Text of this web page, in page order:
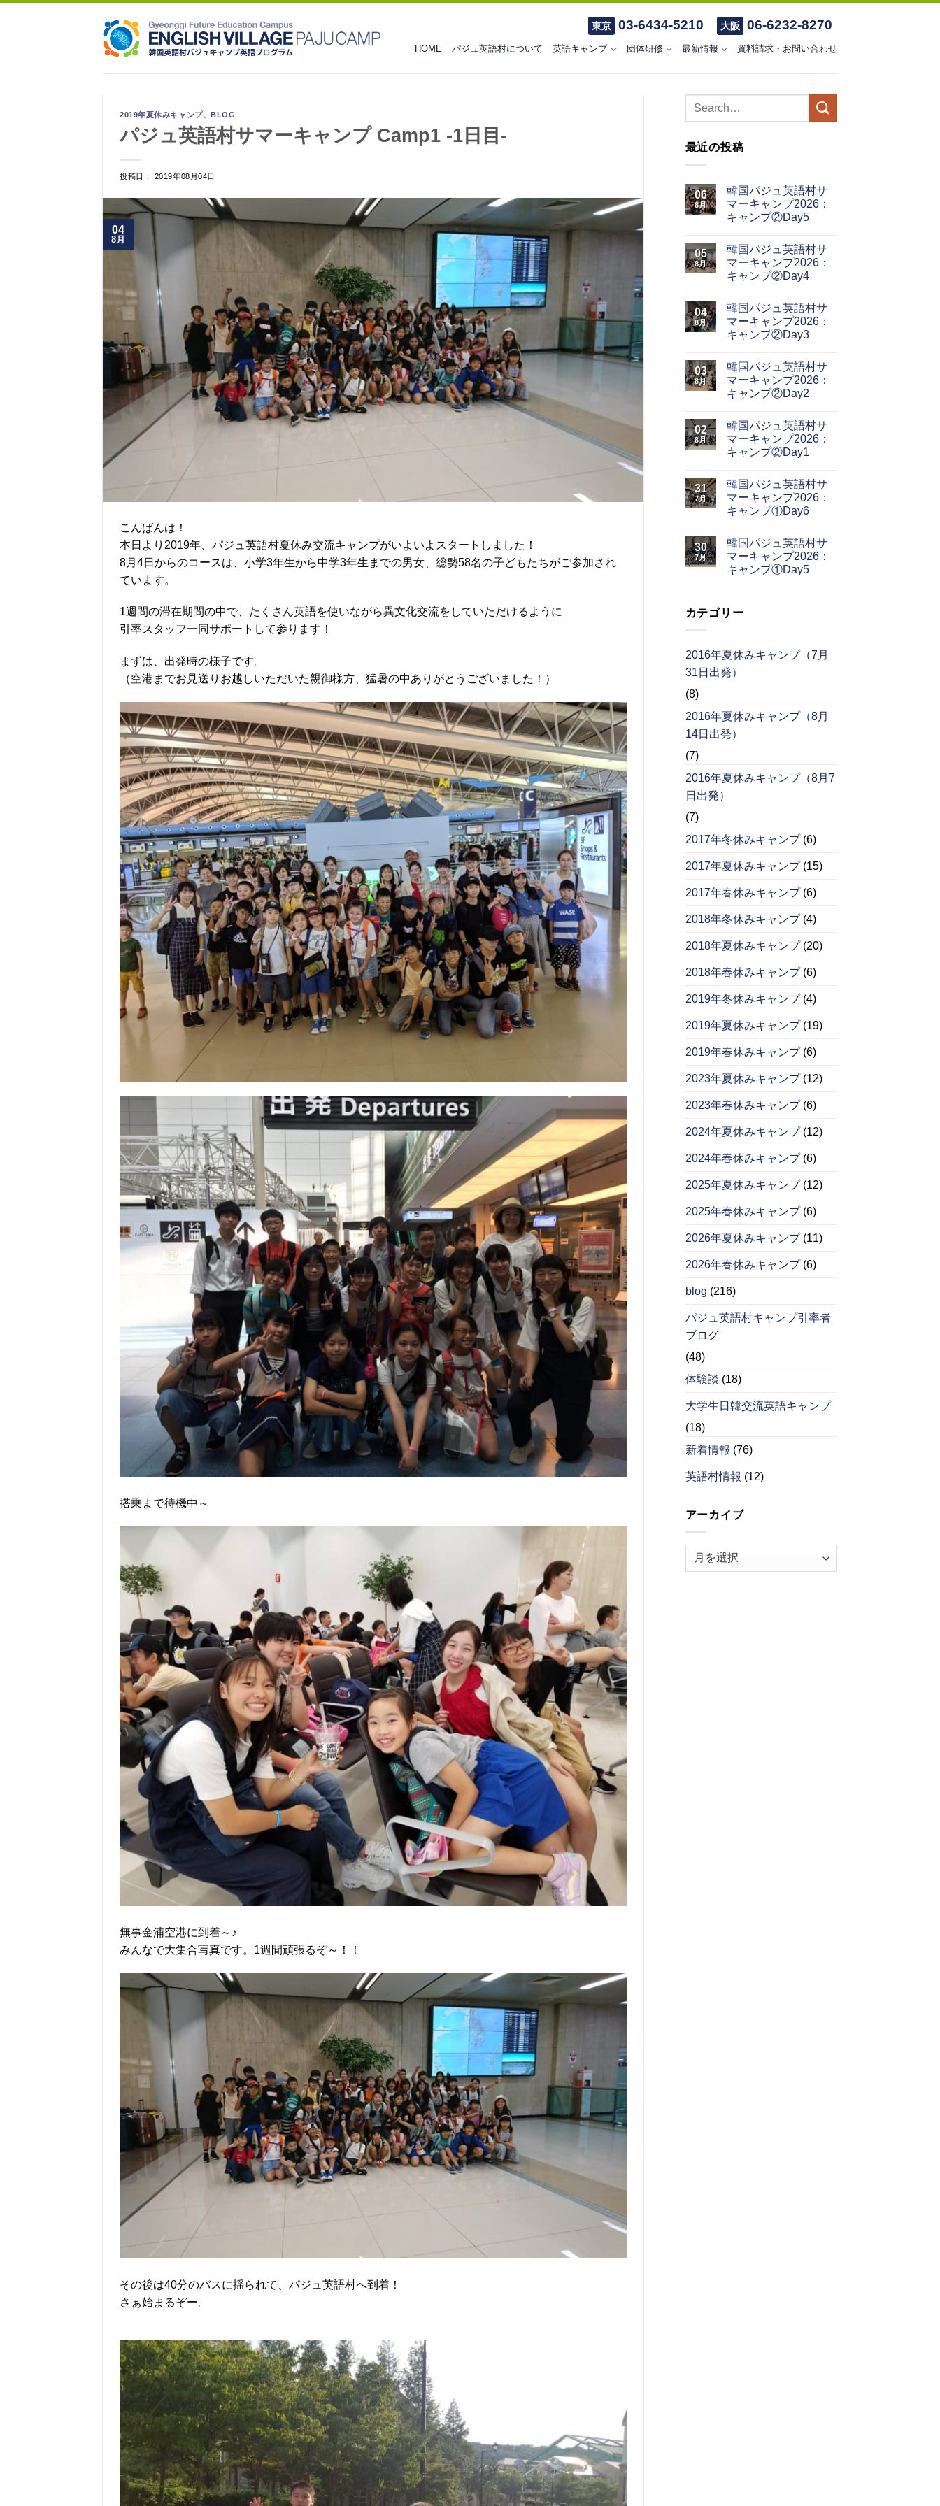
東京 03-6434-5210 大阪 06-6232-8270
HOME パジュ英語村について 英語キャンプ 団体研修 最新情報 資料請求・お問い合わせ
2019年夏休みキャンプ、BLOG
パジュ英語村サマーキャンプ Camp1 -1日目-
投稿日： 2019年08月04日
04
8月
こんばんは！
本日より2019年、パジュ英語村夏休み交流キャンプがいよいよスタートしました！
8月4日からのコースは、小学3年生から中学3年生までの男女、総勢58名の子どもたちがご参加され
ています。
1週間の滞在期間の中で、たくさん英語を使いながら異文化交流をしていただけるように
引率スタッフ一同サポートして参ります！
まずは、出発時の様子です。
（空港までお見送りお越しいただいた親御様方、猛暑の中ありがとうございました！）
搭乗まで待機中～
無事金浦空港に到着～♪
みんなで大集合写真です。1週間頑張るぞ～！！
その後は40分のバスに揺られて、パジュ英語村へ到着！
さぁ始まるぞー。
最近の投稿
06
8月
韓国パジュ英語村サ
マーキャンプ2026：
キャンプ②Day5
05
8月
韓国パジュ英語村サ
マーキャンプ2026：
キャンプ②Day4
04
8月
韓国パジュ英語村サ
マーキャンプ2026：
キャンプ②Day3
03
8月
韓国パジュ英語村サ
マーキャンプ2026：
キャンプ②Day2
02
8月
韓国パジュ英語村サ
マーキャンプ2026：
キャンプ②Day1
31
7月
韓国パジュ英語村サ
マーキャンプ2026：
キャンプ①Day6
30
7月
韓国パジュ英語村サ
マーキャンプ2026：
キャンプ①Day5
カテゴリー
2016年夏休みキャンプ（7月
31日出発）
(8)
2016年夏休みキャンプ（8月
14日出発）
(7)
2016年夏休みキャンプ（8月7
日出発）
(7)
2017年冬休みキャンプ(6)
2017年夏休みキャンプ(15)
2017年春休みキャンプ(6)
2018年冬休みキャンプ(4)
2018年夏休みキャンプ(20)
2018年春休みキャンプ(6)
2019年冬休みキャンプ(4)
2019年夏休みキャンプ(19)
2019年春休みキャンプ(6)
2023年夏休みキャンプ(12)
2023年春休みキャンプ(6)
2024年夏休みキャンプ(12)
2024年春休みキャンプ(6)
2025年夏休みキャンプ(12)
2025年春休みキャンプ(6)
2026年夏休みキャンプ(11)
2026年春休みキャンプ(6)
blog (216)
パジュ英語村キャンプ引率者
ブログ
(48)
体験談 (18)
大学生日韓交流英語キャンプ
(18)
新着情報 (76)
英語村情報 (12)
アーカイブ